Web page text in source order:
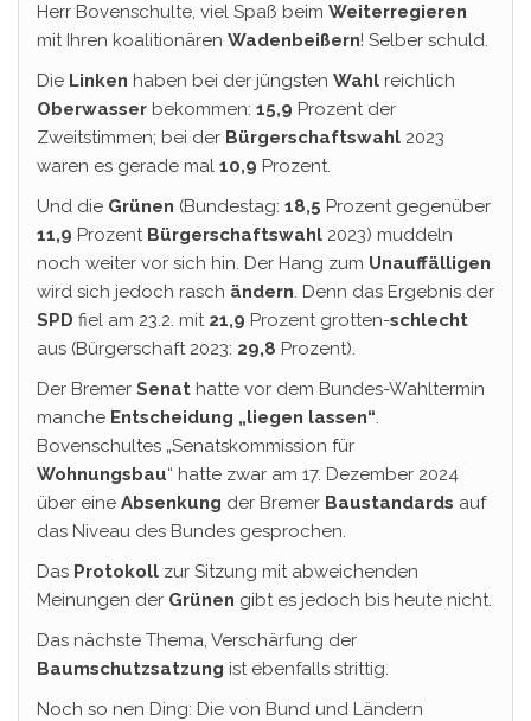
Herr Bovenschulte, viel Spaß beim Weiterregieren
mit Ihren koalitionären Wadenbeißern! Selber schuld.
Die Linken haben bei der jüngsten Wahl reichlich
Oberwasser bekommen: 15,9 Prozent der
Zweitstimmen; bei der Bürgerschaftswahl 2023
waren es gerade mal 10,9 Prozent.
Und die Grünen (Bundestag: 18,5 Prozent gegenüber
11,9 Prozent Bürgerschaftswahl 2023) muddeln
noch weiter vor sich hin. Der Hang zum Unauffälligen
wird sich jedoch rasch ändern. Denn das Ergebnis der
SPD fiel am 23.2. mit 21,9 Prozent grotten-schlecht
aus (Bürgerschaft 2023: 29,8 Prozent).
Der Bremer Senat hatte vor dem Bundes-Wahltermin
manche Entscheidung „liegen lassen“.
Bovenschultes „Senatskommission für
Wohnungsbau“ hatte zwar am 17. Dezember 2024
über eine Absenkung der Bremer Baustandards auf
das Niveau des Bundes gesprochen.
Das Protokoll zur Sitzung mit abweichenden
Meinungen der Grünen gibt es jedoch bis heute nicht.
Das nächste Thema, Verschärfung der
Baumschutzsatzung ist ebenfalls strittig.
Noch so nen Ding: Die von Bund und Ländern